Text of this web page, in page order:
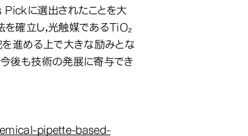
に選出されたことを大
確立し，光触媒であるTiO₂
進める上で大きな励みとな
後も技術の発展に寄与でき
pipette-based-